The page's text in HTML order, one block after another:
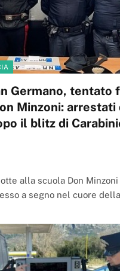
Germano, tentato
Minzoni: arrestati
il blitz di
alla scuola Don Minzoni
a segno nel cuore